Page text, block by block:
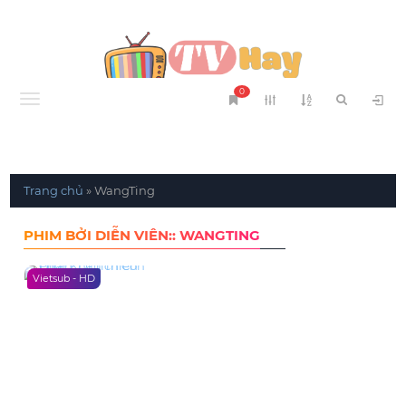
Menu
0
Trang chủ »WangTing
PHIM BỞI DIỄN VIÊN:: WANGTING
Vietsub - HD